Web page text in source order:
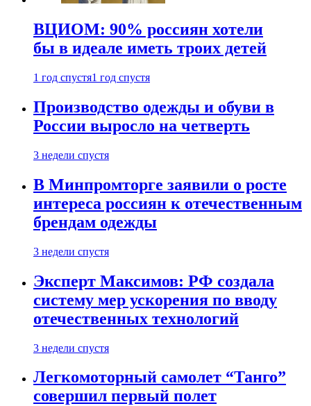
ВЦИОМ: 90% россиян хотели
бы в идеале иметь троих детей
1 год спустя1 год спустя
Производство одежды и обуви в
России выросло на четверть
3 недели спустя
В Минпромторге заявили о росте
интереса россиян к отечественным
брендам одежды
3 недели спустя
Эксперт Максимов: РФ создала
систему мер ускорения по вводу
отечественных технологий
3 недели спустя
Легкомоторный самолет “Танго”
совершил первый полет